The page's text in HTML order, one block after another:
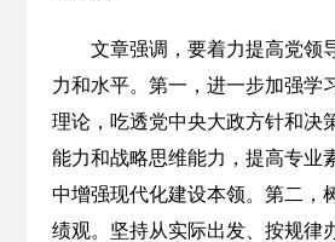
文章强调，要着力提高党领
力和水平。第一，进一步加强学
理论，吃透党中央大政方针和决
能力和战略思维能力，提高专业
中增强现代化建设本领。第二，
绩观。坚持从实际出发、按规律